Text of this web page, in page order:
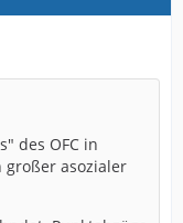
des OFC in
großer asozialer